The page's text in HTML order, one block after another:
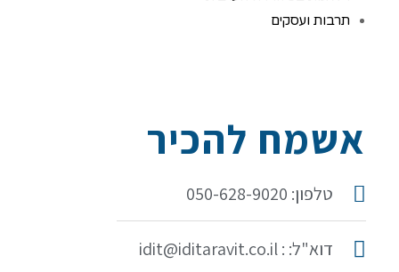
תרבות ועסקים
אשמח להכיר
טלפון: 050-628-9020
דוא"ל: : idit@iditaravit.co.il